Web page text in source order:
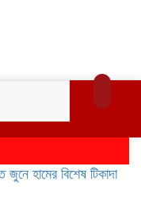
হামের বিশেষ টিকাদান; টিকা